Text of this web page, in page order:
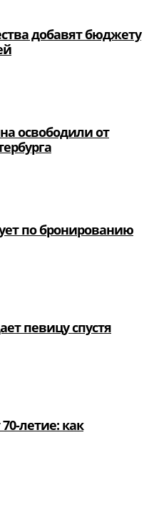
добавят бюджету
освободили от
по бронированию
певицу спустя
летие: как